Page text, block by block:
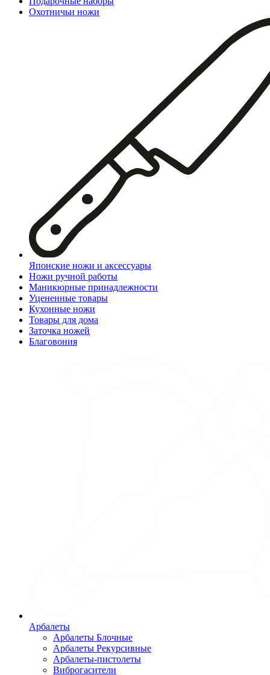
Охотничьи ножи
Японские ножи и аксессуары
Ножи ручной работы
Маникюрные принадлежности
Уцененные товары
Кухонные ножи
Товары для дома
Заточка ножей
Благовония
Арбалеты
Арбалеты Блочные
Арбалеты Рекурсивные
Арбалеты-пистолеты
Виброгасители